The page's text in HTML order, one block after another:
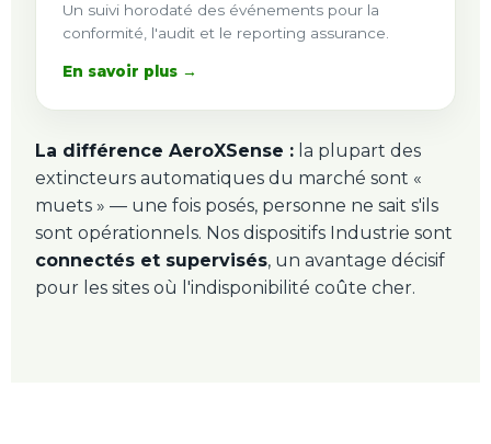
Un suivi horodaté des événements pour la
conformité, l'audit et le reporting assurance.
En savoir plus →
La différence AeroXSense : la plupart des
extincteurs automatiques du marché sont «
muets » — une fois posés, personne ne sait s'ils
sont opérationnels. Nos dispositifs Industrie sont
connectés et supervisés, un avantage décisif
pour les sites où l'indisponibilité coûte cher.